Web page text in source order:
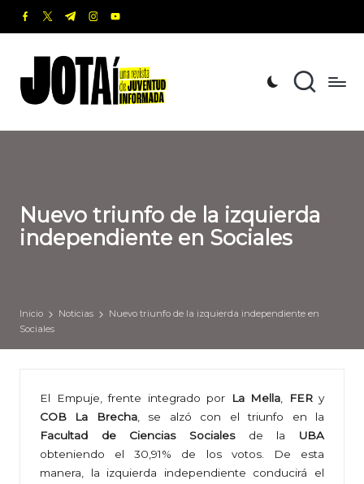
Saltar
contenido
facebook.com
twitter.com
t.me instagram.com
youtube.com
o
t
revista
de
Informada
Nuevo triunfo de la izquierda
independiente en Sociales
Inicio Noticias
Nuevo triunfo de la izquierda independiente en
Sociales
El Empuje, frente integrado por La Mella FERy
COB La Brecha, se alzó con el triunfo en la
Facultad de Ciencias Socialesde la UBA
obteniendo el 30,91% de los votos. De esta
manera, la izquierda independiente conducirá el